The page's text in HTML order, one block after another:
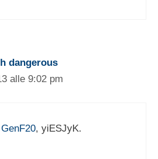
dangerous
alle 9:02 pm
GenF20, yiESJyK.